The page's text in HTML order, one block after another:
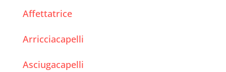
Affettatrice
Arricciacapelli
Asciugacapelli